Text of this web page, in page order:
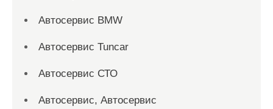
Автосервис BMW
Автосервис Tuncar
Автосервис СТО
Автосервис, Автосервис